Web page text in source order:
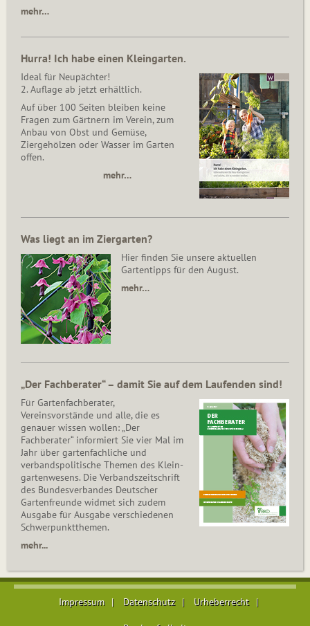
mehr…
Hurra! Ich habe einen Kleingarten.
Ideal für Neupächter!
2. Auflage ab jetzt erhältlich.
Auf über 100 Seiten bleiben keine
Fragen zum Gärtnern im Verein, zum
Anbau von Obst und Gemüse,
Ziergehölzen oder Wasser im Garten
offen.
mehr…
Was liegt an im Ziergarten?
Hier finden Sie unsere aktuellen
Gartentipps für den August.
mehr…
„Der Fachberater“ – damit Sie auf dem Laufenden sind!
Für Gartenfachberater,
Vereinsvorstände und alle, die es
genauer wissen wollen: „Der
Fachberater“ informiert Sie vier Mal im
Jahr über gartenfachliche und
verbandspolitische Themen des Klein­
gar­ten­wesens. Die Ver­bands­zeit­schrift
des Bun­des­ver­ban­des Deutscher
Gartenfreunde widmet sich zudem
Ausgabe für Ausgabe verschiedenen
Schwer­punkt­the­men.
mehr...
Impressum Datenschutz Urheberrecht